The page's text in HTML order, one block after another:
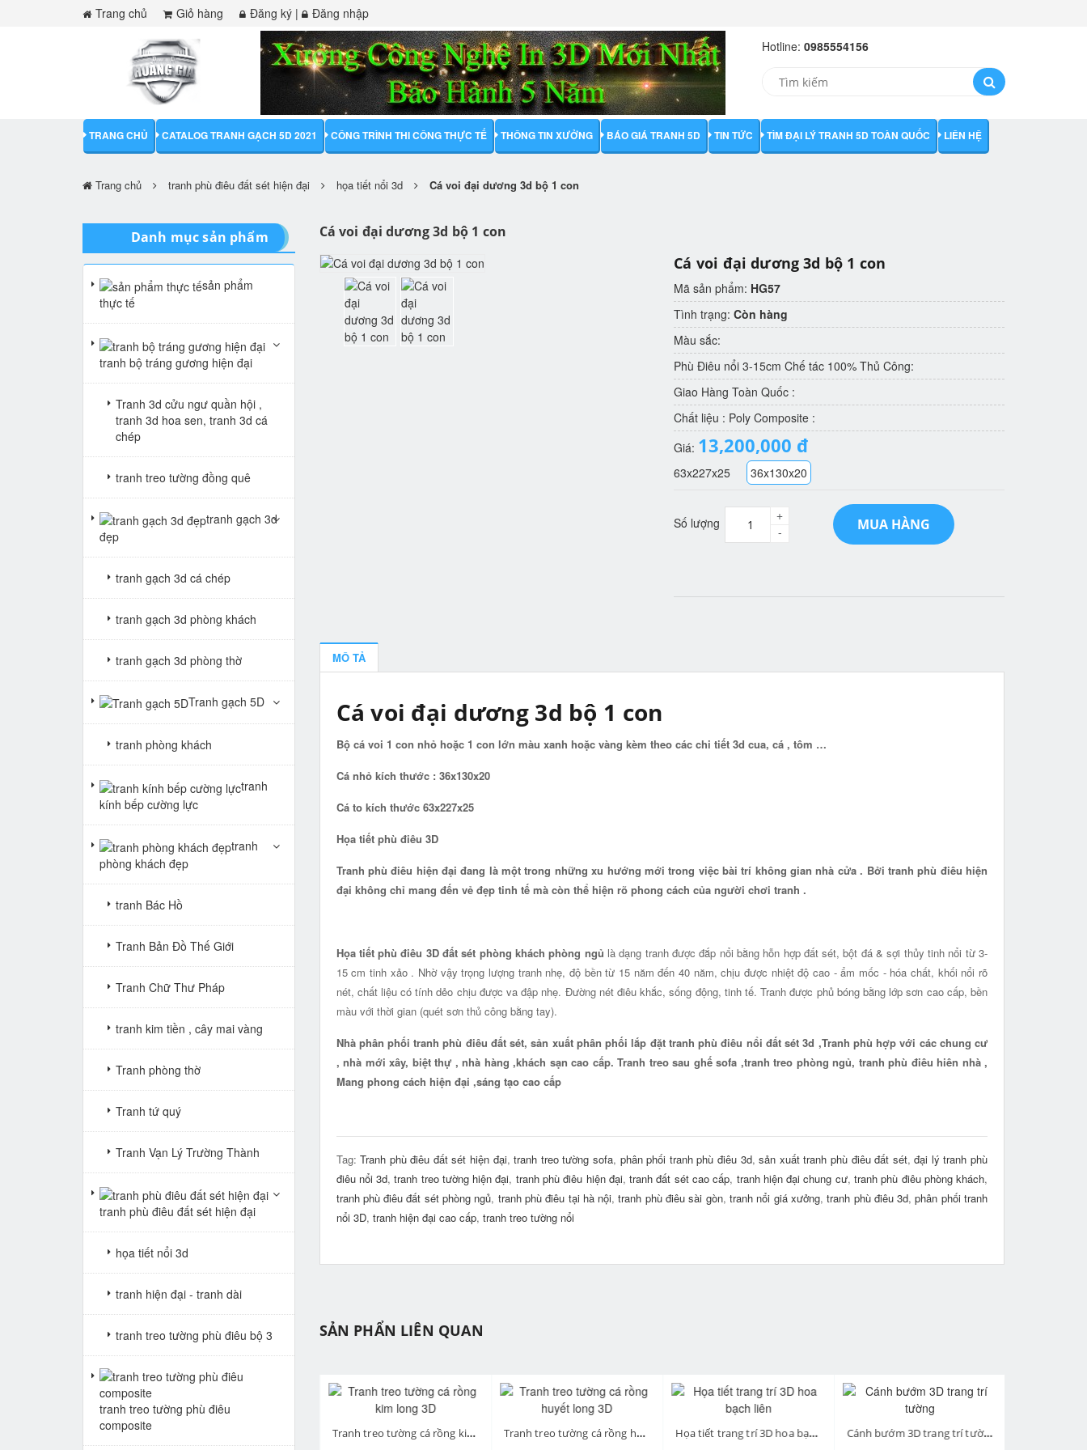
Trang chủ Giỏ hàng Đăng ký | Đăng nhập
Hotline: 0985554156
TRANG CHỦ CATALOG TRANH GẠCH 5D 2021 CÔNG TRÌNH THI CÔNG THỰC TẾ THÔNG TIN XƯỞNG BÁO GIÁ TRANH 5D TIN TỨC TÌM ĐẠI LÝ TRANH 5D TOÀN QUỐC LIÊN HỆ
Trang chủ tranh phù điêu đất sét hiện đại họa tiết nổi 3d Cá voi đại dương 3d bộ 1 con
Cá voi đại dương 3d bộ 1 con
Cá voi đại dương 3d bộ 1 con
Mã sản phẩm: HG57
Tình trạng:Còn hàng
Màu sắc:
Phù Điêu nổi 3-15cm Chế tác 100% Thủ Công:
Giao Hàng Toàn Quốc :
Chất liệu : Poly Composite :
Giá: 13,200,000 đ
63x227x25 36x130x20
Số lượng
-
+ MUA HÀNG
MÔ TẢ
Cá voi đại dương 3d bộ 1 con
Bộ cá voi 1 con nhỏ hoặc 1 con lớn màu xanh hoặc vàng kèm theo các chi tiết 3d cua, cá , tôm …
Cá nhỏ kích thước : 36x130x20
Cá to kích thước 63x227x25
Họa tiết phù điêu 3D
Tranh phù điêu hiện đại đang là một trong những xu hướng mới trong việc bài trí không gian nhà cửa . Bởi tranh phù điêu hiện
đại không chỉ mang đến vẻ đẹp tinh tế mà còn thể hiện rõ phong cách của người chơi tranh .
Họa tiết phù điêu 3Dđất sét phòng khách phòng ngủ là dạng tranh được đắp nổi bằng hỗn hợp đất sét, bột đá & sợi thủy tinh nổi từ 3-
15 cm tinh xảo . Nhờ vậy trọng lượng tranh nhẹ, độ bền từ 15 năm đến 40 năm, chịu được nhiệt độ cao - ẩm mốc - hóa chất, khối nổi rõ
nét, chất liệu có tính dẻo chịu được va đập nhẹ. Đường nét điêu khắc, sống động, tinh tế. Tranh được phủ bóng bằng lớp sơn cao cấp, bền
màu với thời gian (quét sơn thủ công bằng tay).
Nhà phân phối tranh phù điêu đất sét, sản xuất phân phối lắp đặt tranh phù điêu nổi đất sét 3d ,Tranh phù hợp với các chung cư
, nhà mới xây, biệt thự , nhà hàng ,khách sạn cao cấp. Tranh treo sau ghế sofa ,tranh treo phòng ngủ, tranh phù điêu hiên nhà ,
Mang phong cách hiện đại ,sáng tạo cao cấp
Tag:Tranh phù điêu đất sét hiện đại,tranh treo tường sofa, phân phối tranh phù điêu 3d,sản xuất tranh phù điêu đất sét,đại lý tranh phù
điêu nổi 3d,tranh treo tường hiện đại, tranh phù điêu hiện đại,tranh đất sét cao cấp, tranh hiện đại chung cư, tranh phù điêu phòng khách,
tranh phù điêu đất sét phòng ngủ, tranh phù điêu tại hà nội,tranh phù điêu sài gòn,tranh nổi giá xưởng,tranh phù điêu 3d,phân phối tranh
nổi 3D, tranh hiện đại cao cấp, tranh treo tường nổi
SẢN PHẨN LIÊN QUAN
Tranh trang trí phòng khách 3D đầu hươu Tranh treo tường cá rồng kim long 3D Tranh treo tường cá rồng huyết long 3D Họa tiết trang trí 3D hoa bạch liên Cánh bướm 3D trang trí tường
prev
Danh mục sản phẩm
sản phẩm
thực tế
tranh bộ tráng gương hiện đại
Tranh 3d cửu ngư quần hội ,
tranh 3d hoa sen, tranh 3d cá
chép
tranh treo tường đồng quê
tranh gạch 3d
đẹp
tranh gạch 3d cá chép
tranh gạch 3d phòng khách
tranh gạch 3d phòng thờ
Tranh gạch 5D
tranh phòng khách
tranh
kính bếp cường lực
tranh
phòng khách đẹp
tranh Bác Hồ
Tranh Bản Đồ Thế Giới
Tranh Chữ Thư Pháp
tranh kim tiền , cây mai vàng
Tranh phòng thờ
Tranh tứ quý
Tranh Vạn Lý Trường Thành
tranh phù điêu đất sét hiện đại
họa tiết nổi 3d
tranh hiện đại - tranh dài
tranh treo tường phù điêu bộ 3
tranh treo tường phù điêu
composite